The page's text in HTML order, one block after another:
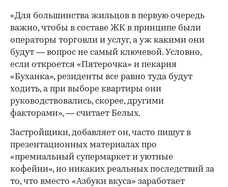
«Для большинства жильцов в первую очередь
важно, чтобы в составе ЖК в принципе были
операторы торговли и услуг, а уж какими они
будут — вопрос не самый ключевой. Условно,
если откроется «Пятерочка» и пекарня
«Буханка», резиденты все равно туда будут
ходить, а при выборе квартиры они
руководствовались, скорее, другими
факторами», — считает Белых.
Застройщики, добавляет он, часто пишут в
презентационных материалах про
«премиальный супермаркет и уютные
кофейни», но никаких реальных последствий за
то, что вместо «Азбуки вкуса» заработает